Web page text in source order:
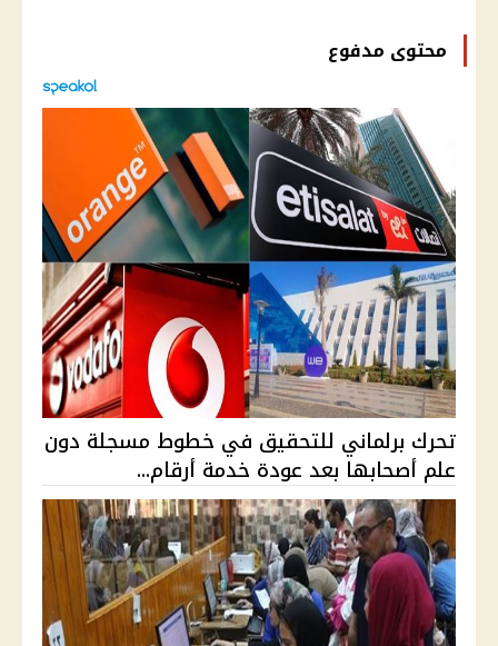
محتوى مدفوع
تحرك برلماني للتحقيق في خطوط مسجلة دون
علم أصحابها بعد عودة خدمة أرقام...